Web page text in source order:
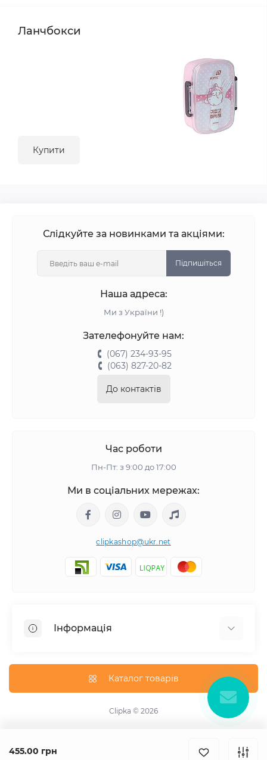
455.00 грн
Ланчбокси
Купити
Слідкуйте за новинками та акціями:
Підпишіться
Наша адреса:
Ми з України !)
Зателефонуйте нам:
(067) 234-93-95
(063) 827-20-82
До контактів
Час роботи
Пн-Пт: з 9:00 до 17:00
Ми в соціальних мережах:
clipkashop@ukr.net
Інформація
Контакти
Каталог товарів
Clipka © 2026